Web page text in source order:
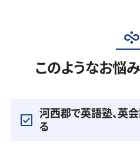
このようなお悩
河西郡で英語塾、英
る